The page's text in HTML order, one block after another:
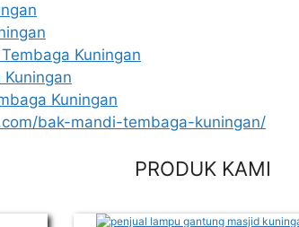
Kuningan
Kuningan
bak-mandi-tembaga-kuningan/
PRODUK KAMI